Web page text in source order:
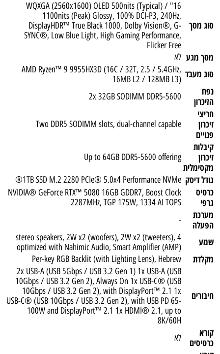
סוג מסך
16" WQXGA (2560x1600) OLED 500nits (Typical) /
1100nits (Peak) Glossy, 100% DCI-P3, 240Hz,
DisplayHDR™ True Black 1000, Dolby Vision®, G-
SYNC®, Low Blue Light, High Gaming Performance,
Flicker Free
מסך מגע לא
סוג מעבד AMD Ryzen™ 9 9955HX3D (16C / 32T, 2.5 / 5.4GHz,
16MB L2 / 128MB L3)
נפח
הזיכרון
2x 32GB SODIMM DDR5-5600
חריצי
זיכרון
פנויים
Two DDR5 SODIMM slots, dual-channel capable
קיבלות
זיכרון
מקסימלית
Up to 64GB DDR5-5600 offering
גודל דיסק 1TB SSD M.2 2280 PCIe® 5.0x4 Performance NVMe®
כרטיס
גרפי
NVIDIA® GeForce RTX™ 5080 16GB GDDR7, Boost Clock
2287MHz, TGP 175W, 1334 AI TOPS
מערכת
הפעלה
-
שמע
4 stereo speakers, 2W x2 (woofers), 2W x2 (tweeters),
optimized with Nahimic Audio, Smart Amplifier (AMP)
מקלדת Per-key RGB Backlit (with Lighting Lens), Hebrew
חיבורים
2x USB-A (USB 5Gbps / USB 3.2 Gen 1) 1x USB-A (USB
10Gbps / USB 3.2 Gen 2), Always On 1x USB-C® (USB
10Gbps / USB 3.2 Gen 2), with DisplayPort™ 2.1 1x
USB-C® (USB 10Gbps / USB 3.2 Gen 2), with USB PD 65-
100W and DisplayPort™ 2.1 1x HDMI® 2.1, up to
8K/60H
קורא
כרטיסים
לא